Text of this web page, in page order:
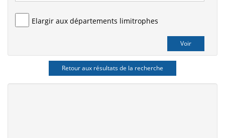
Elargir aux départements limitrophes
Retour aux résultats de la recherche